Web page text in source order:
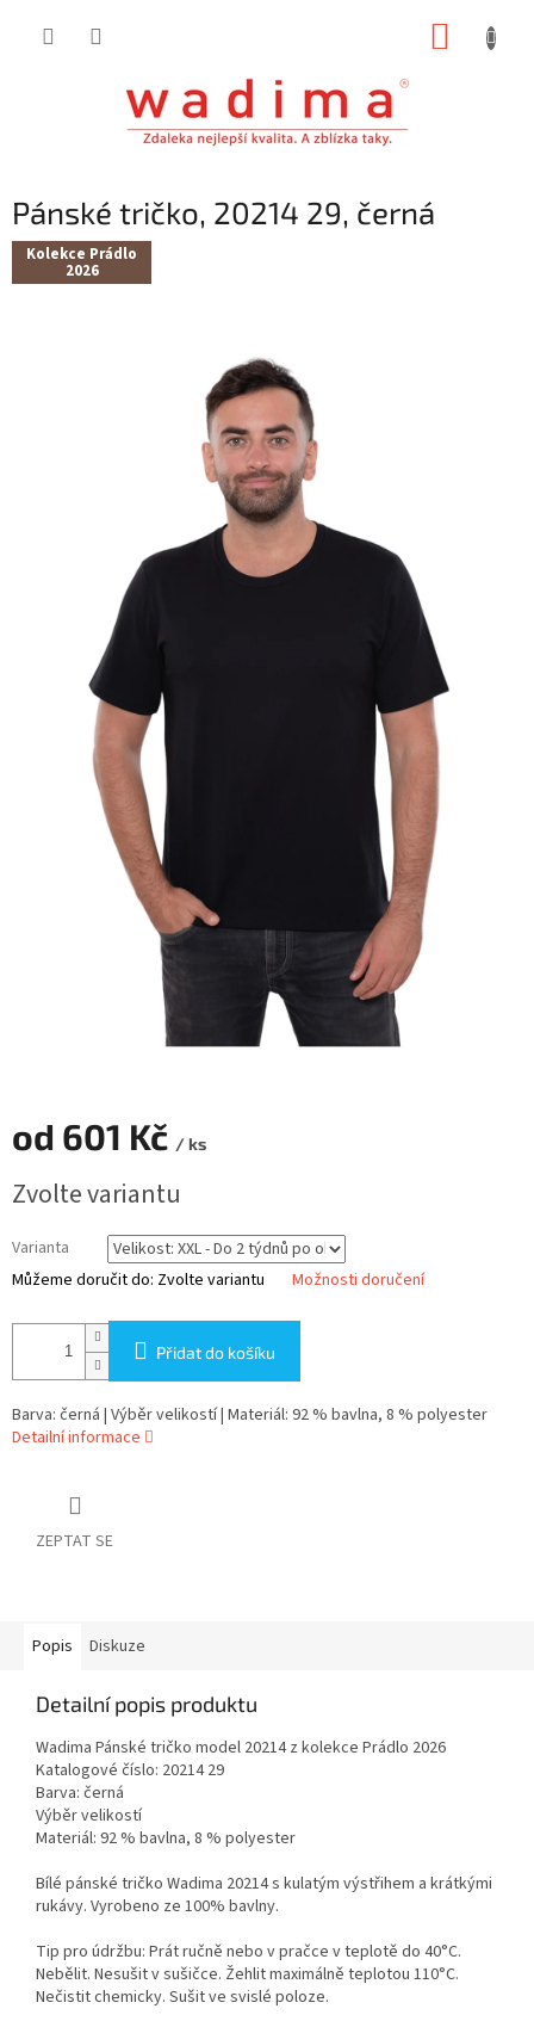
Pánské tričko, 20214 29, černá
Kolekce Prádlo
2026
od 601 Kč / ks
cena:
Zvolte variantu
Varianta
Můžeme doručit do: Zvolte variantu Možnosti doručení
Přidat do košíku
Barva: černá | Výběr velikostí | Materiál: 92 % bavlna, 8 % polyester
Detailní informace
ZEPTAT SE
Popis Diskuze
Detailní popis produktu
Wadima Pánské tričko model 20214 z kolekce Prádlo 2026
Katalogové číslo: 20214 29
Barva: černá
Výběr velikostí
Materiál: 92 % bavlna, 8 % polyester
Bílé pánské tričko Wadima 20214 s kulatým výstřihem a krátkými
rukávy. Vyrobeno ze 100% bavlny.
Tip pro údržbu: Prát ručně nebo v pračce v teplotě do 40°C.
Nebělit. Nesušit v sušičce. Žehlit maximálně teplotou 110°C.
Nečistit chemicky. Sušit ve svislé poloze.